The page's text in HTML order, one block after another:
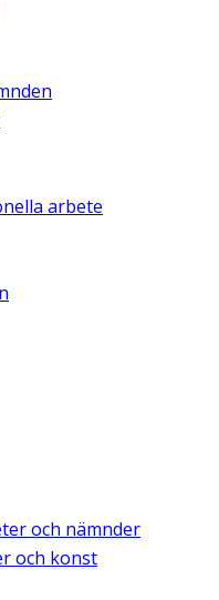
arbete
och nämnder
och konst